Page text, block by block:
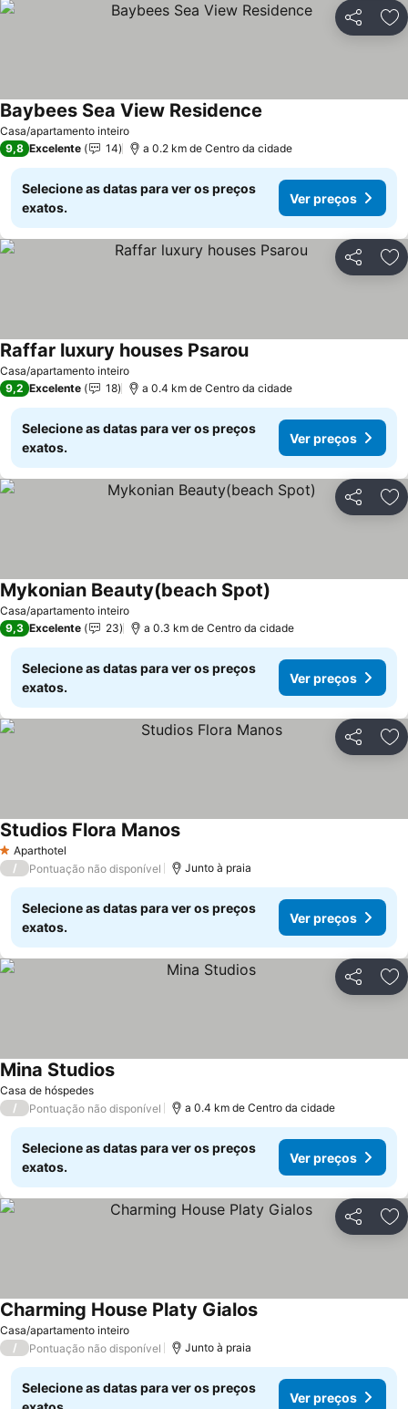
Partilhar
Casa/apartamento inteiro
Baybees Sea View Residence
9,8 Excelente 14 a 0.2 km de Centro da cidade
Selecione as datas para ver os preços
exatos.
Ver preços
Partilhar
Casa/apartamento inteiro
Raffar luxury houses Psarou
9,2 Excelente 18 a 0.4 km de Centro da cidade
Selecione as datas para ver os preços
exatos.
Ver preços
Partilhar
Casa/apartamento inteiro
Mykonian Beauty(beach Spot)
9,3 Excelente 23 a 0.3 km de Centro da cidade
Selecione as datas para ver os preços
exatos.
Ver preços
Partilhar
1 Estrelas
Aparthotel
Studios Flora Manos
/ Pontuação não disponível Junto à praia
Selecione as datas para ver os preços
exatos.
Ver preços
Partilhar
Casa de hóspedes
Mina Studios
/ Pontuação não disponível a 0.4 km de Centro da cidade
Selecione as datas para ver os preços
exatos.
Ver preços
Partilhar
Casa/apartamento inteiro
Charming House Platy Gialos
/ Pontuação não disponível Junto à praia
Selecione as datas para ver os preços
Ver preços